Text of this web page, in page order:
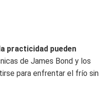
practicidad pueden
de James Bond y los
para enfrentar el frío sin